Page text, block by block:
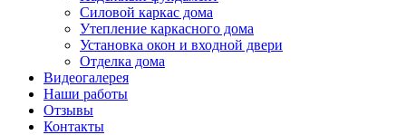
Силовой каркас дома
Утепление каркасного дома
Установка окон и входной двери
Отделка дома
Видеогалерея
Наши работы
Отзывы
Контакты